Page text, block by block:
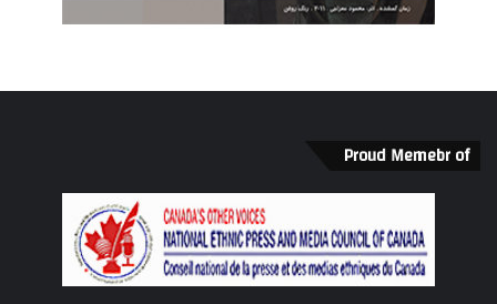
Proud Memebr of